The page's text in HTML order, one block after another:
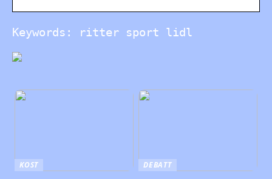
Keywords: ritter sport lidl
KOST DEBATT